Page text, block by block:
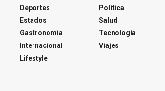
Deportes
Estados
Gastronomía
Internacional
Lifestyle
Política
Salud
Tecnología
Viajes